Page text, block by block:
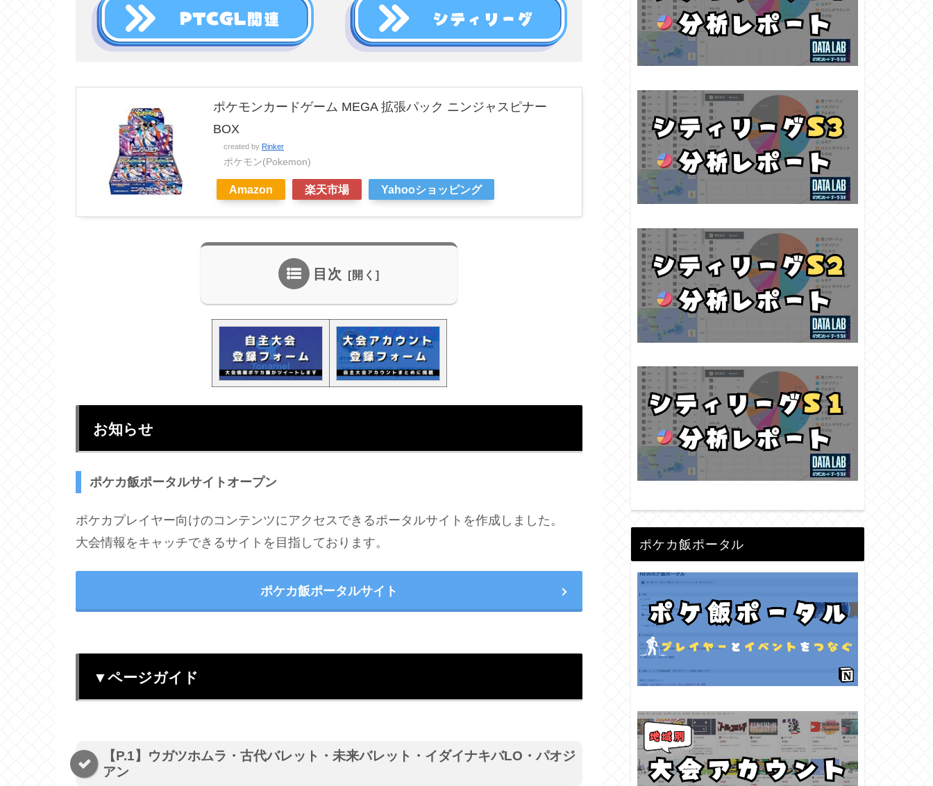
ポケモンカードゲーム MEGA 拡張パック ニンジャスピナー
BOX
created by Rinker
ポケモン(Pokemon)
Amazon 楽天市場 Yahooショッピング
目次
お知らせ
ポケカ飯ポータルサイトオープン
ポケカプレイヤー向けのコンテンツにアクセスできるポータルサイトを作成しました。
大会情報をキャッチできるサイトを目指しております。
ポケカ飯ポータルサイト
▼ページガイド
【P.1】ウガツホムラ・古代バレット・未来バレット・イダイナキバLO・パオジ
アン
ポケカ飯ポータル